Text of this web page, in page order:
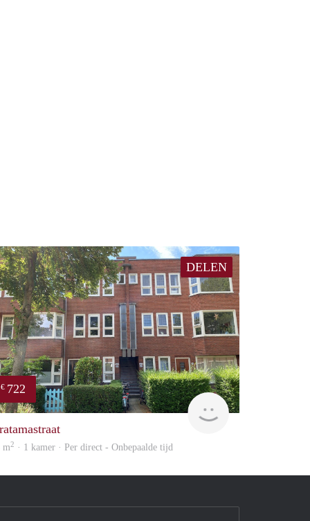
DELEN
€ 722
GrunoVerhuur
m2 · 1 kamer · Per direct - Onbepaalde tijd